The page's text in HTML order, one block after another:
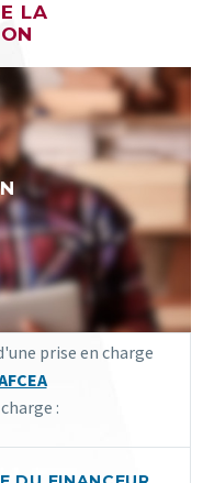
LA
prise en charge
: